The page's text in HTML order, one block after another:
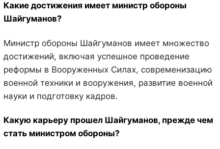
Какие достижения имеет министр обороны
Шайгуманов?
Министр обороны Шайгуманов имеет множество
достижений, включая успешное проведение
реформы в Вооруженных Силах, современизацию
военной техники и вооружения, развитие военной
науки и подготовку кадров.
Какую карьеру прошел Шайгуманов, прежде чем
стать министром обороны?